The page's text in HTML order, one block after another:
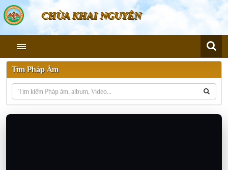
CHÙA KHAI NGUYÊN
Tìm Pháp Âm